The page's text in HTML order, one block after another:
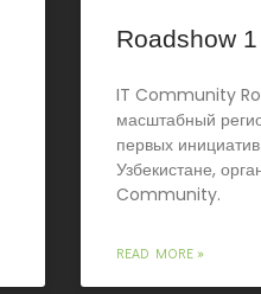
Roadshow 1
IT Community
масштабный
первых
Узбекистане,
Community.
READ MORE »